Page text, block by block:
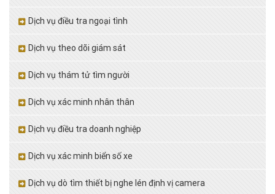
Dịch vụ điều tra ngoại tình
Dịch vụ theo dõi giám sát
Dịch vụ thám tử tìm người
Dịch vụ xác minh nhân thân
Dịch vụ điều tra doanh nghiệp
Dịch vụ xác minh biển số xe
Dịch vụ dò tìm thiết bị nghe lén định vị camera